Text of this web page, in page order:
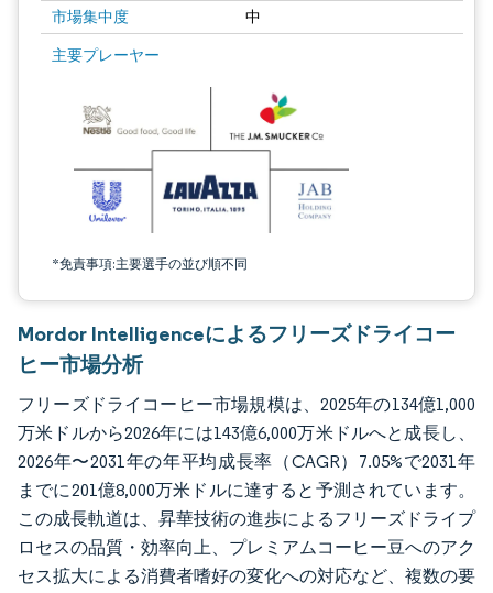
市場集中度 中
主要プレーヤー
*免責事項:主要選手の並び順不同
画像 © Mordor Intelligence。再利用にはCC BY 4.0の表示が必要です。
Mordor Intelligenceによるフリーズドライコー
ヒー市場分析
フリーズドライコーヒー市場規模は、2025年の134億1,000
万米ドルから2026年には143億6,000万米ドルへと成長し、
2026年〜2031年の年平均成長率（CAGR）7.05%で2031年
までに201億8,000万米ドルに達すると予測されています。
この成長軌道は、昇華技術の進歩によるフリーズドライプ
ロセスの品質・効率向上、プレミアムコーヒー豆へのアク
セス拡大による消費者嗜好の変化への対応など、複数の要